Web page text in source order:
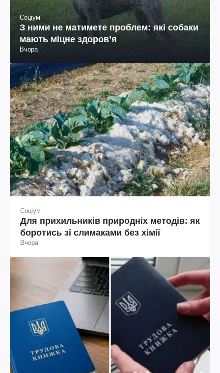
Соціум
З ними не матимете проблем: які собаки
мають міцне здоров’я
Вчора
Соціум
Для прихильників природніх методів: як
боротись зі слимаками без хімії
Вчора